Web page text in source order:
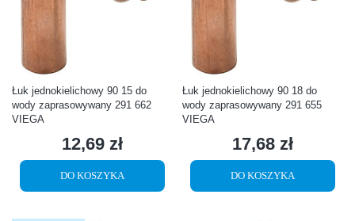
Łuk jednokielichowy 90 15 do
wody zaprasowywany 291 662
VIEGA
Cena
12,69 zł
DO KOSZYKA
Łuk jednokielichowy 90 18 do
wody zaprasowywany 291 655
VIEGA
Cena
17,68 zł
DO KOSZYKA